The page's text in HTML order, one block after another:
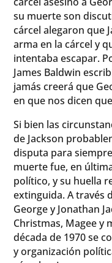
su muerte son
cárcel alegaron que
arma en la cárcel y
intentaba escapar.
James Baldwin
jamás creerá que
en que nos dicen
Si bien las
de Jackson
disputa para
muerte fue, en
político, y su huella
extinguida. A través
George y Jonathan
Christmas, Magee y
década de 1970 se
y organización